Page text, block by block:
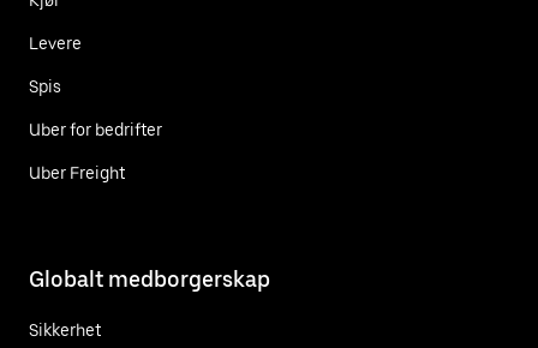
Levere
Spis
Uber for bedrifter
Uber Freight
Globalt medborgerskap
Sikkerhet